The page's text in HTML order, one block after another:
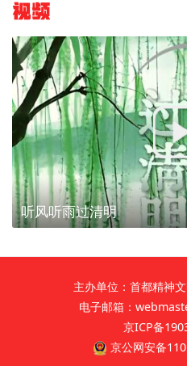
视频
听风听雨过清明
主办单位：首都精神
电子邮箱：
京ICP备
京公网安备